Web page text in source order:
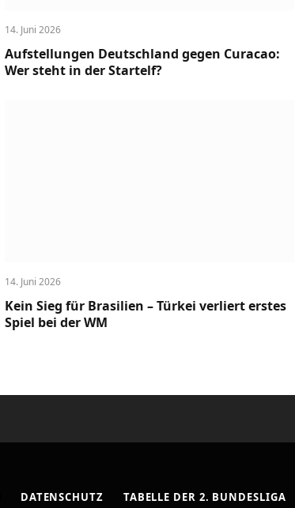
14. Juni 2026
Aufstellungen Deutschland gegen Curacao:
Wer steht in der Startelf?
14. Juni 2026
Kein Sieg für Brasilien – Türkei verliert erstes
Spiel bei der WM
DATENSCHUTZ TABELLE DER 2. BUNDESLIGA